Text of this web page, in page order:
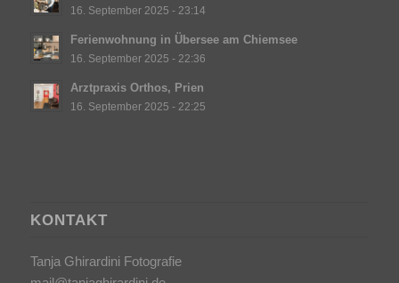
16. September 2025 - 23:14
Ferienwohnung in Übersee am Chiemsee
16. September 2025 - 22:36
Arztpraxis Orthos, Prien
16. September 2025 - 22:25
KONTAKT
Tanja Ghirardini Fotografie